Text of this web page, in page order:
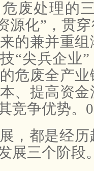
危废处理的
源化”，贯
的兼并重
“尖兵企业
危废全产
、提高资
竞争优势。
，都是经
展三个阶段